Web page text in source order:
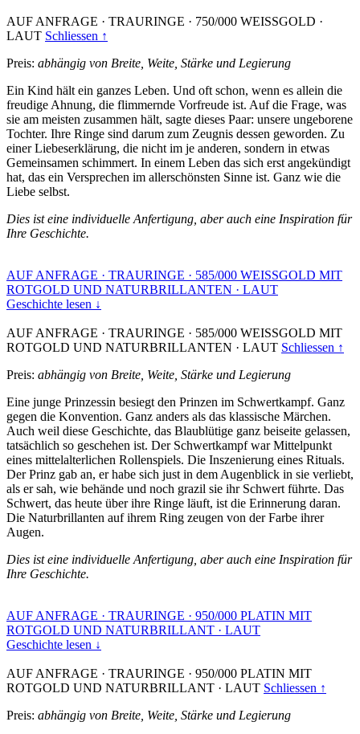
AUF ANFRAGE · TRAURINGE · 750/000 WEISSGOLD ·
LAUT Schliessen ↑
Preis: abhängig von Breite, Weite, Stärke und Legierung
Ein Kind hält ein ganzes Leben. Und oft schon, wenn es allein die
freudige Ahnung, die flimmernde Vorfreude ist. Auf die Frage, was
sie am meisten zusammen hält, sagte dieses Paar: unsere ungeborene
Tochter. Ihre Ringe sind darum zum Zeugnis dessen geworden. Zu
einer Liebeserklärung, die nicht im je anderen, sondern in etwas
Gemeinsamen schimmert. In einem Leben das sich erst angekündigt
hat, das ein Versprechen im allerschönsten Sinne ist. Ganz wie die
Liebe selbst.
Dies ist eine individuelle Anfertigung, aber auch eine Inspiration für
Ihre Geschichte.
AUF ANFRAGE · TRAURINGE · 585/000 WEISSGOLD MIT
ROTGOLD UND NATURBRILLANTEN · LAUT
Geschichte lesen ↓
AUF ANFRAGE · TRAURINGE · 585/000 WEISSGOLD MIT
ROTGOLD UND NATURBRILLANTEN · LAUT Schliessen ↑
Preis: abhängig von Breite, Weite, Stärke und Legierung
Eine junge Prinzessin besiegt den Prinzen im Schwertkampf. Ganz
gegen die Konvention. Ganz anders als das klassische Märchen.
Auch weil diese Geschichte, das Blaublütige ganz beiseite gelassen,
tatsächlich so geschehen ist. Der Schwertkampf war Mittelpunkt
eines mittelalterlichen Rollenspiels. Die Inszenierung eines Rituals.
Der Prinz gab an, er habe sich just in dem Augenblick in sie verliebt,
als er sah, wie behände und noch grazil sie ihr Schwert führte. Das
Schwert, das heute über ihre Ringe läuft, ist die Erinnerung daran.
Die Naturbrillanten auf ihrem Ring zeugen von der Farbe ihrer
Augen.
Dies ist eine individuelle Anfertigung, aber auch eine Inspiration für
Ihre Geschichte.
AUF ANFRAGE · TRAURINGE · 950/000 PLATIN MIT
ROTGOLD UND NATURBRILLANT · LAUT
Geschichte lesen ↓
AUF ANFRAGE · TRAURINGE · 950/000 PLATIN MIT
ROTGOLD UND NATURBRILLANT · LAUT Schliessen ↑
Preis: abhängig von Breite, Weite, Stärke und Legierung